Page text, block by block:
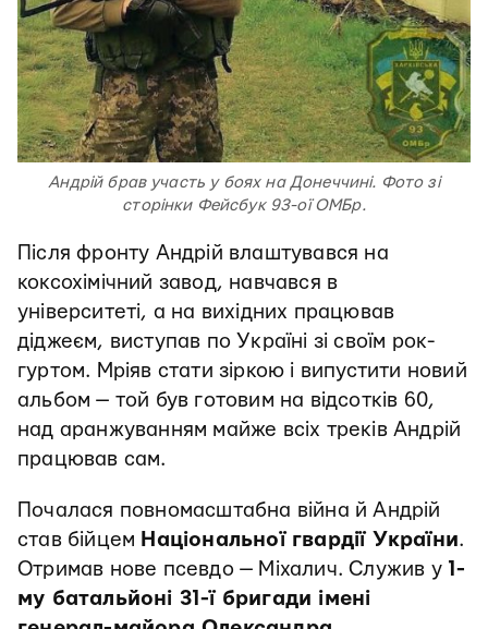
Андрій брав участь у боях на Донеччині. Фото зі
сторінки Фейсбук 93-ої ОМБр.
Після фронту Андрій влаштувався на
коксохімічний завод, навчався в
університеті, а на вихідних працював
діджеєм, виступав по Україні зі своїм рок-
гуртом. Мріяв стати зіркою і випустити новий
альбом — той був готовим на відсотків 60,
над аранжуванням майже всіх треків Андрій
працював сам.
Почалася повномасштабна війна й Андрій
став бійцем Національної гвардії України.
Отримав нове псевдо — Міхалич. Служив у 1-
му батальйоні 31-ї бригади імені